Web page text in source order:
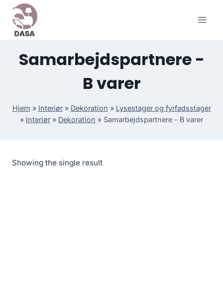
Skip
content
Samarbejdspartnere -
B varer
Hjem » Interiør» Dekoration » Lysestager og fyrfadsstager
» Interiør » Dekoration » Samarbejdspartnere - B varer
Showing the single result